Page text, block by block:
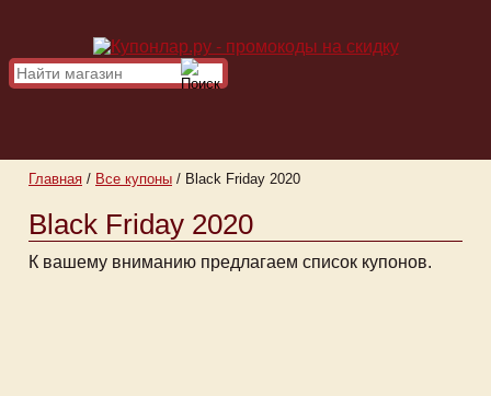
Главная / Все купоны / Black Friday 2020
Black Friday 2020
К вашему вниманию предлагаем список купонов.